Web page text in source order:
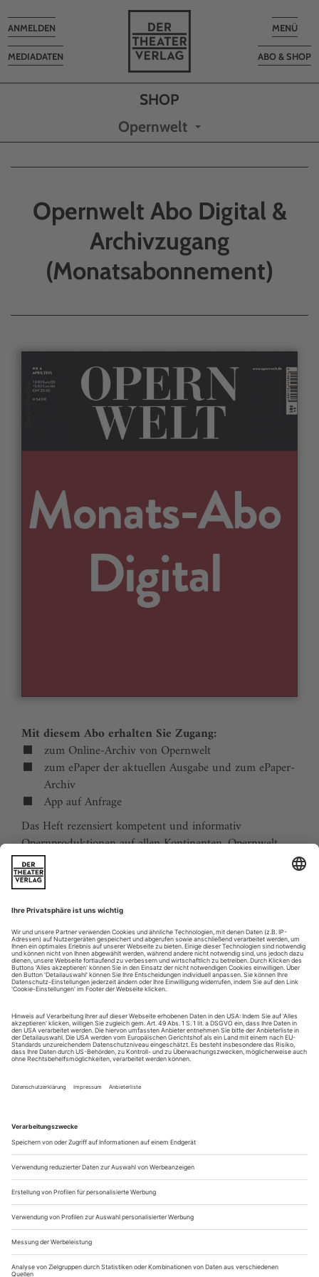
Toggle
MENÜ
ABO & SHOP
MEDIADATEN
Toggle
navigation
ANMELDEN
Opernwelt
Opernwelt Abo Digital &
Archivzugang
(Monatsabonnement)
Mit diesem Abo erhalten Sie Zugang:
zum Online-Archiv von Opernwelt
zum ePaper der aktuellen Ausgabe und zum ePaper-
Archiv
App auf Anfrage
Das Heft rezensiert kompetent und informativ
Opernproduktionen auf allen Kontinenten. Opernwelt
zeigt die Welt hinter der Bühne, befragt die Macher und
verfolgt die Kulturpolitik. Große Themenblöcke
behandeln die Geschichte der Oper, bedeutende
Komponisten und die interessantesten Aspekte des
internationalen Musiklebens. Die Premierenvorschau
animiert zu Opernreisen in alle Welt.
Sie erhalten Zugang zum Online-Archiv von Opernwelt
und können sowohl das aktuelle ePaper als auch das
ePaper-Archiv über Ihren Account auf www.der-
theaterverlag.de einsehen. Zugang zur App auf Anfrage.
Das Abonnement hat eine Laufzeit von einem Monat und
verlängert sich jeweils um einen weiteren Monat, sofern
es nicht vom Kunden auf der Seite „Mein Konto/Meine
Bestellungen“ auf www.der-theaterverlag.de gekündigt
in Kraft.
Aus steuerlichen Gründen abweichende Preise für Käufe
außerhalb Deutschlands (Endpreis vor Auslösen der Bestellung
ersichtlich)
9,99 €